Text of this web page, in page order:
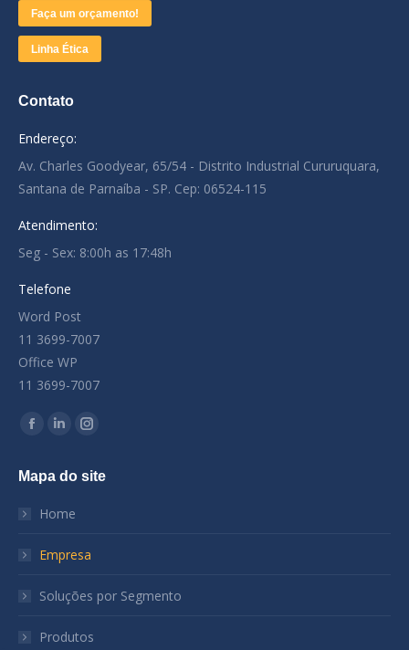
Faça um orçamento!
Linha Ética
Contato
Endereço:
Av. Charles Goodyear, 65/54 - Distrito Industrial Cururuquara,
Santana de Parnaíba - SP. Cep: 06524-115
Atendimento:
Seg - Sex: 8:00h as 17:48h
Telefone
Word Post
11 3699-7007
Office WP
11 3699-7007
Encontre-nos em:
Facebook
opens
window
Linkedin
opens
window
Instagram
opens
window
Mapa do site
Home
Empresa
Soluções por Segmento
Produtos